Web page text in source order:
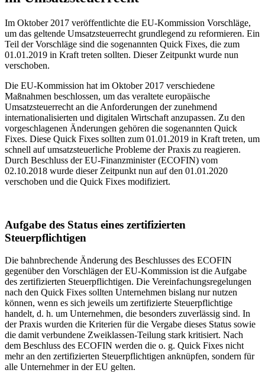
Im Oktober 2017 veröffentlichte die EU-Kommission Vorschläge,
um das geltende Umsatzsteuerrecht grundlegend zu reformieren. Ein
Teil der Vorschläge sind die sogenannten Quick Fixes, die zum
01.01.2019 in Kraft treten sollten. Dieser Zeitpunkt wurde nun
verschoben.
Die EU-Kommission hat im Oktober 2017 verschiedene
Maßnahmen beschlossen, um das veraltete europäische
Umsatzsteuerrecht an die Anforderungen der zunehmend
internationalisierten und digitalen Wirtschaft anzupassen. Zu den
vorgeschlagenen Änderungen gehören die sogenannten Quick
Fixes. Diese Quick Fixes sollten zum 01.01.2019 in Kraft treten, um
schnell auf umsatzsteuerliche Probleme der Praxis zu reagieren.
Durch Beschluss der EU-Finanzminister (ECOFIN) vom
02.10.2018 wurde dieser Zeitpunkt nun auf den 01.01.2020
verschoben und die Quick Fixes modifiziert.
Aufgabe des Status eines zertifizierten
Steuerpflichtigen
Die bahnbrechende Änderung des Beschlusses des ECOFIN
gegenüber den Vorschlägen der EU-Kommission ist die Aufgabe
des zertifizierten Steuerpflichtigen. Die Vereinfachungsregelungen
nach den Quick Fixes sollten Unternehmen bislang nur nutzen
können, wenn es sich jeweils um zertifizierte Steuerpflichtige
handelt, d. h. um Unternehmen, die besonders zuverlässig sind. In
der Praxis wurden die Kriterien für die Vergabe dieses Status sowie
die damit verbundene Zweiklassen-Teilung stark kritisiert. Nach
dem Beschluss des ECOFIN werden die o. g. Quick Fixes nicht
mehr an den zertifizierten Steuerpflichtigen anknüpfen, sondern für
alle Unternehmer in der EU gelten.